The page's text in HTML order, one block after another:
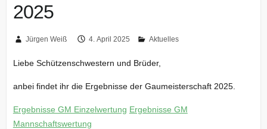
2025
Jürgen Weiß 4. April 2025 Aktuelles
Liebe Schützenschwestern und Brüder,
anbei findet ihr die Ergebnisse der Gaumeisterschaft 2025.
Ergebnisse GM Einzelwertung Ergebnisse GM
Mannschaftswertung